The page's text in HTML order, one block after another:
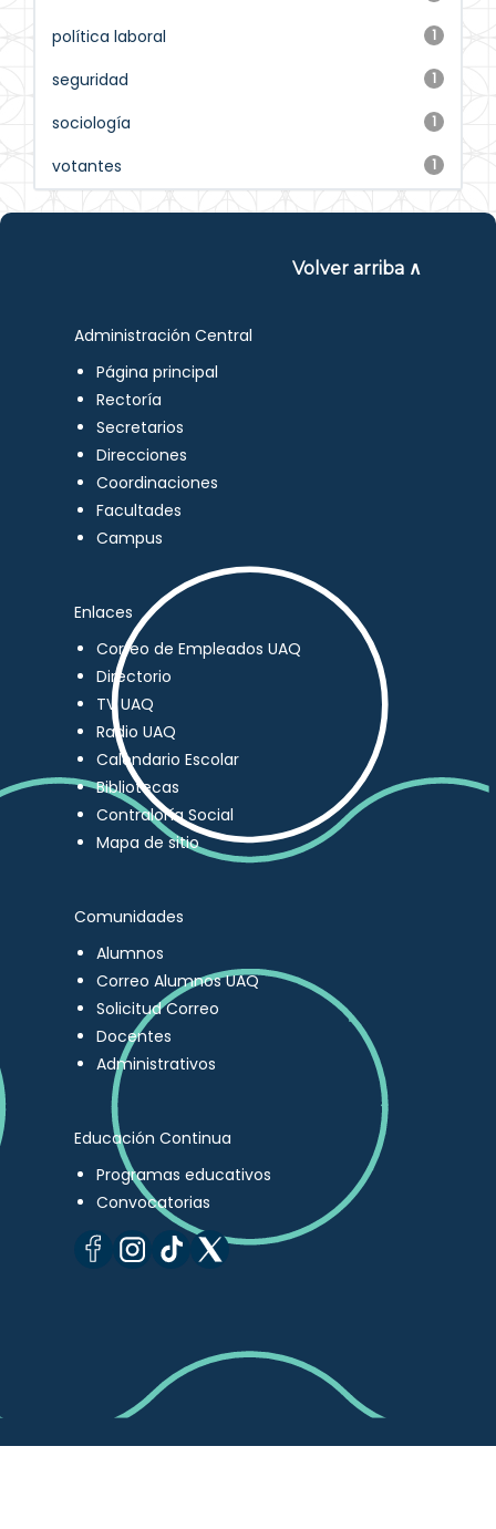
1
política laboral
1
seguridad
1
sociología
1
votantes
Volver arriba ∧
Administración Central
Página principal
Rectoría
Secretarios
Direcciones
Coordinaciones
Facultades
Campus
Enlaces
Correo de Empleados UAQ
Directorio
TV UAQ
Radio UAQ
Calendario Escolar
Bibliotecas
Contraloría Social
Mapa de sitio
Comunidades
Alumnos
Correo Alumnos UAQ
Solicitud Correo
Docentes
Administrativos
Educación Continua
Programas educativos
Convocatorias